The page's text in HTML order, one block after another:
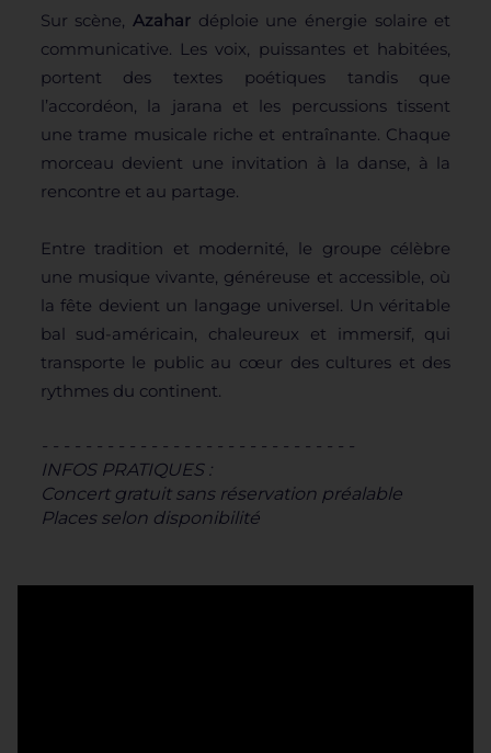
Sur scène,Azahar déploie une énergie solaire et
communicative. Les voix, puissantes et habitées,
portent des textes poétiques tandis que
l’accordéon, la jarana et les percussions tissent
une trame musicale riche et entraînante. Chaque
morceau devient une invitation à la danse, à la
rencontre et au partage.
Entre tradition et modernité, le groupe célèbre
une musique vivante, généreuse et accessible, où
la fête devient un langage universel. Un véritable
bal sud-américain, chaleureux et immersif, qui
transporte le public au cœur des cultures et des
rythmes du continent.
- - - - - - - - - - - - - - - - - - - - - - - - - - - - -
INFOS PRATIQUES :
Concert gratuit sans réservation préalable
Places selon disponibilité